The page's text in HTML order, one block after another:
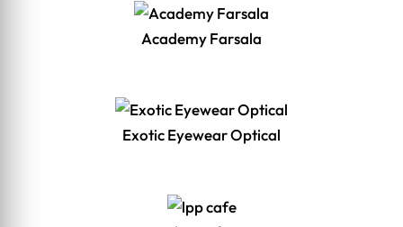
Academy Farsala
Exotic Eyewear Optical